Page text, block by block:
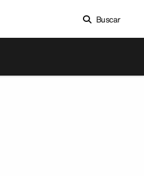
Buscar